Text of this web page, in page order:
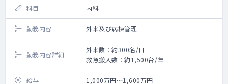
科目 内科
勤務内容 外来及び病棟管理
勤務内容詳細
外来数：約300名/日
救急搬入数：約1,500台/年
給与 1,000万円～1,600万円